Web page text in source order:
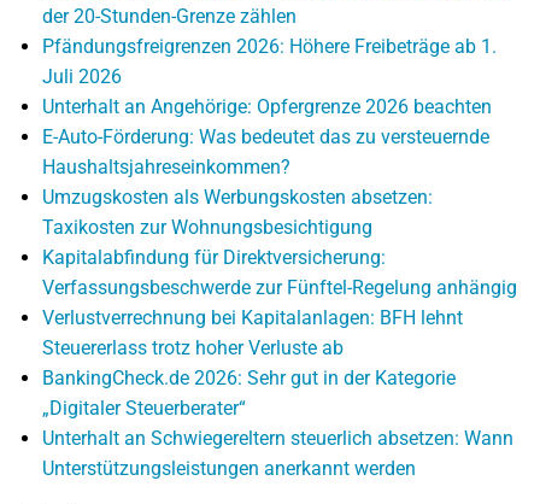
der 20-Stunden-Grenze zählen
Pfändungsfreigrenzen 2026: Höhere Freibeträge ab 1.
Juli 2026
Unterhalt an Angehörige: Opfergrenze 2026 beachten
E-Auto-Förderung: Was bedeutet das zu versteuernde
Haushaltsjahreseinkommen?
Umzugskosten als Werbungskosten absetzen:
Taxikosten zur Wohnungsbesichtigung
Kapitalabfindung für Direktversicherung:
Verfassungsbeschwerde zur Fünftel-Regelung anhängig
Verlustverrechnung bei Kapitalanlagen: BFH lehnt
Steuererlass trotz hoher Verluste ab
BankingCheck.de 2026: Sehr gut in der Kategorie
„Digitaler Steuerberater“
Unterhalt an Schwiegereltern steuerlich absetzen: Wann
Unterstützungsleistungen anerkannt werden